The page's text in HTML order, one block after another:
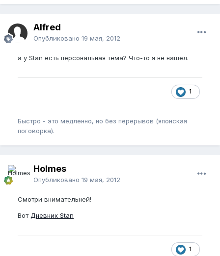
Alfred
Опубликовано 19 мая, 2012
а у Stan есть персональная тема? Что-то я не нашёл.
1
Быстро - это медленно, но без перерывов (японская
поговорка).
Holmes
Опубликовано 19 мая, 2012
Смотри внимательней!
Вот Дневник Stan
1